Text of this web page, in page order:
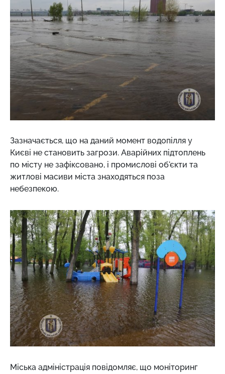
Зазначається, що на даний момент водопілля у
Києві не становить загрози. Аварійних підтоплень
по місту не зафіксовано, і промислові об'єкти та
житлові масиви міста знаходяться поза
небезпекою.
Міська адміністрація повідомляє, що моніторинг